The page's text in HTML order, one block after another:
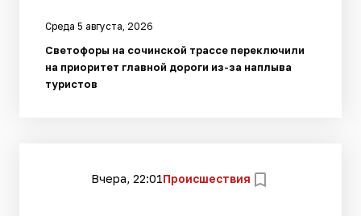
Среда 5 августа, 2026
Светофоры на сочинской трассе переключили
на приоритет главной дороги из-за наплыва
туристов
Вчера, 22:01Происшествия